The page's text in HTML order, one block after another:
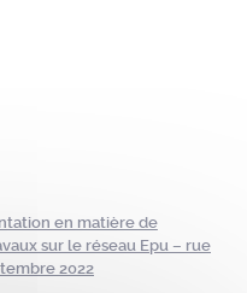
en matière de
sur le réseau Epu – rue
2022